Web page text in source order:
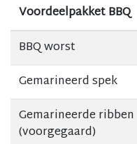
Voordeelpakket BBQ
BBQ worst
Gemarineerd spek
Gemarineerde ribben
(voorgegaard)